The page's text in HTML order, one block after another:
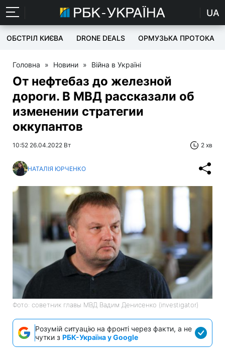
UA
ОБСТРІЛ КИЄВА DRONE DEALS ОРМУЗЬКА ПРОТОКА
Головна » Новини » Війна в Україні
От нефтебаз до железной
дороги. В МВД рассказали об
изменении стратегии
оккупантов
10:52 26.04.2022 Вт 2 хв
НАТАЛІЯ ЮРЧЕНКО
Фото: советник главы МВД Вадим Денисенко (investigator)
Розумій ситуацію на фронті через факти, а не
чутки з РБК-Україна у Google